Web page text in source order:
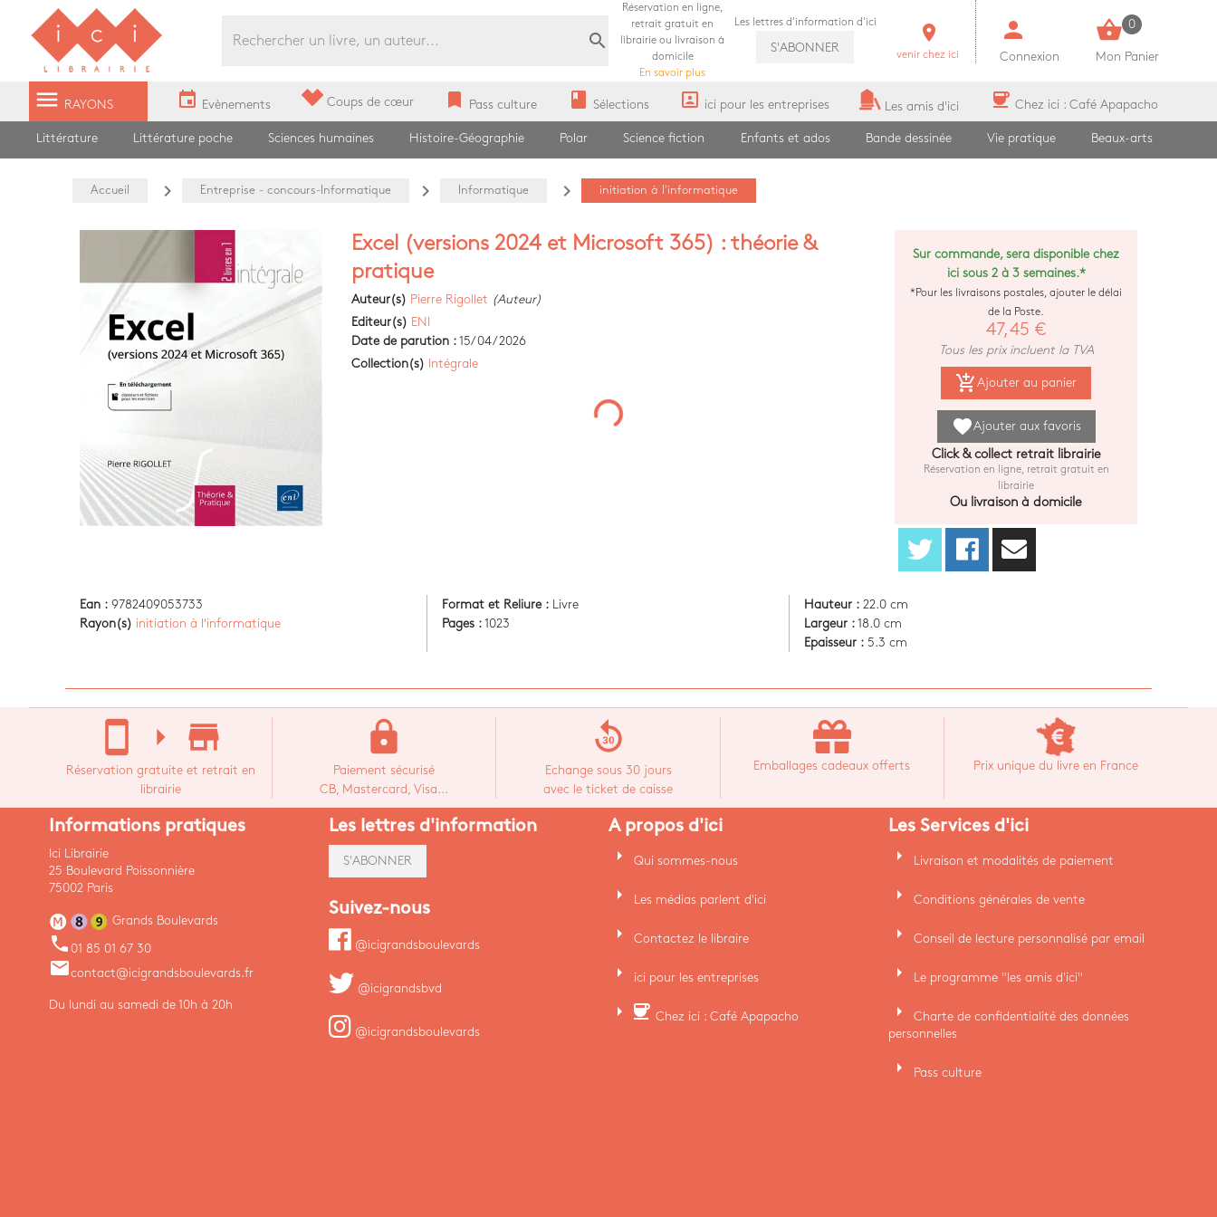
Librairie Ici Grands Boulevards
search
Réservation en ligne,
retrait gratuit en
librairie ou livraison à
domicile
En savoir plus
Les lettres d'information d'ici
S'ABONNER
room
venir chez ici
person
Connexion
shopping_basket 0
Mon Panier
menu RAYONS event Evènements Coups de cœur bookmark Pass culture book Sélections portrait ici pour les entreprises Les amis d'ici coffee Chez ici : Café Apapacho
Littérature Littérature poche Sciences humaines Histoire-Géographie Polar Science fiction Enfants et ados Bande dessinée Vie pratique Beaux-arts
Accueil navigate_next Entreprise - concours-Informatique navigate_next Informatique navigate_next initiation à l'informatique
Excel (versions 2024 et Microsoft 365) : théorie &
pratique
Auteur(s) Pierre Rigollet (Auteur)
Editeur(s) ENI
Date de parution : 15/04/2026
Collection(s)
Intégrale
Sur commande, sera disponible chez
ici sous 2 à 3 semaines.*
*Pour les livraisons postales, ajouter le délai
de la Poste.
47,45 €
Tous les prix incluent la TVA
add_shopping_cart Ajouter au panier
favoriteAjouter aux favoris
Click & collect retrait librairie
Réservation en ligne, retrait gratuit en
librairie
Ou livraison à domicile
Ean : 9782409053733
Rayon(s) initiation à l'informatique
Format et Reliure :
Livre
Pages : 1023
Hauteur : 22.0 cm
Largeur : 18.0 cm
Epaisseur : 5.3 cm
stay_current_portrait arrow_right store_mall_directory
Réservation gratuite et retrait en
librairie
lock
Paiement sécurisé
CB, Mastercard, Visa...
replay_30
Echange sous 30 jours
avec le ticket de caisse
Emballages cadeaux offerts Prix unique du livre en France
Informations pratiques
Ici Librairie
25 Boulevard Poissonnière
75002 Paris
Grands Boulevards
phone 01 85 01 67 30
emailcontact@icigrandsboulevards.fr
Du lundi au samedi de 10h à 20h
Les lettres d'information
S'ABONNER
Suivez-nous
@icigrandsboulevards
@icigrandsbvd
@icigrandsboulevards
A propos d'ici
arrow_right Qui sommes-nous
arrow_right Les médias parlent d'ici
arrow_right Contactez le libraire
arrow_right ici pour les entreprises
arrow_right coffee Chez ici : Café Apapacho
Les Services d'ici
arrow_right Livraison et modalités de paiement
arrow_right Conditions générales de vente
arrow_right Conseil de lecture personnalisé par email
arrow_right Le programme "les amis d'ici"
arrow_right
Charte de confidentialité des données
personnelles
arrow_right Pass culture